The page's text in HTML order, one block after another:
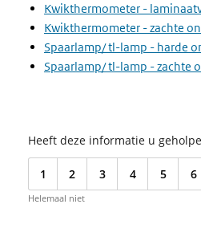
Kwikthermometer -
Kwikthermometer - zachte
Spaarlamp/ tl-lamp - harde
Spaarlamp/ tl-lamp - zachte
Heeft deze informatie u
1 2 3 4 5 6
Helemaal niet